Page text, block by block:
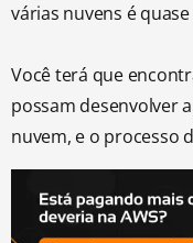
várias nuvens é
Você terá que
possam desenvolver
nuvem, e o processo